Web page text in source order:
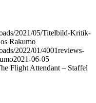
2021/05/Titelbild-Kritik-
Rakumo
2022/01/4001reviews-
2021-06-05
Flight Attendant – Staffel